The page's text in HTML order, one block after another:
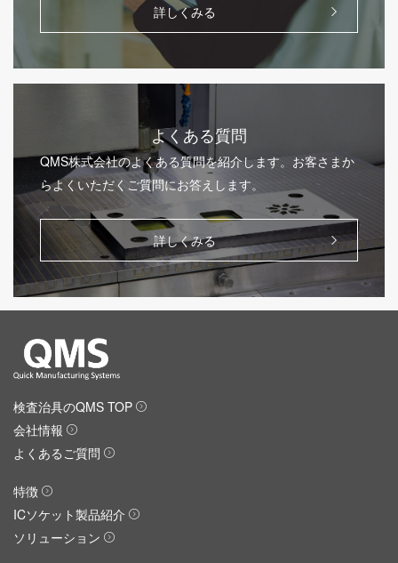
詳しくみる
よくある質問
QMS株式会社のよくある質問を紹介します。お客さまか
らよくいただくご質問にお答えします。
詳しくみる
検査治具のQMS TOP
会社情報
よくあるご質問
特徴
ICソケット製品紹介
ソリューション